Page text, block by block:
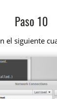
Paso 10
el siguiente